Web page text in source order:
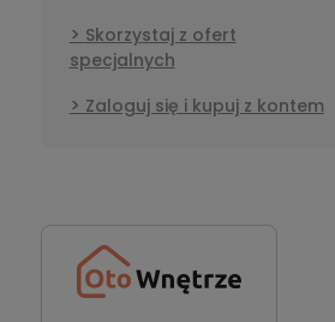
Skorzystaj z ofert
specjalnych
Zaloguj się i kupuj z kontem